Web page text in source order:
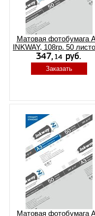
Матовая фотобумага
INKWAY, 108гр. 50
Заказать
Матовая фотобумага